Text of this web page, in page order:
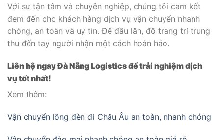
Với sự tận tâm và chuyên nghiệp, chúng tôi cam kết
đem đến cho khách hàng dịch vụ vận chuyển nhanh
chóng, an toàn và uy tín. Để đầu lân, đồ trang trí trung
thu đến tay người nhận một cách hoàn hảo.
Liên hệ ngay Đà Nẵng Logistics để trải nghiệm dịch
vụ tốt nhất!
Xem thêm:
Vận chuyển lồng đèn đi Châu Âu an toàn, nhanh chóng